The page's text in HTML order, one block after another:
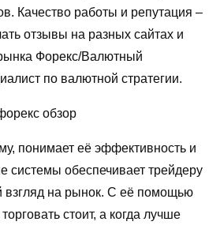
Качество работы и репутация –
отзывы на разных сайтах и
Форекс/Валютный
по валютной стратегии.
понимает её эффективность и
системы обеспечивает трейдеру
взгляд на рынок. С её помощью
стоит, а когда лучше